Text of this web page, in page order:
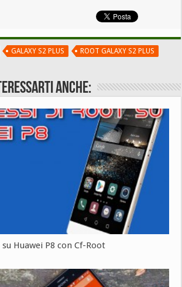
GALAXY S2 PLUS ROOT GALAXY S2 PLUS
anche:
Huawei P8 con Cf-Root